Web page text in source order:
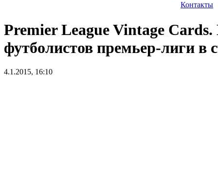
Контакты
Premier League Vintage
футболистов премьер-лиги в
4.1.2015, 16:10